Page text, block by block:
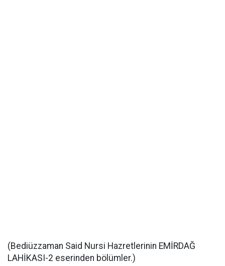
(Bediüzzaman Said Nursi Hazretlerinin EMİRDAĞ
LAHİKASI-2 eserinden bölümler.)